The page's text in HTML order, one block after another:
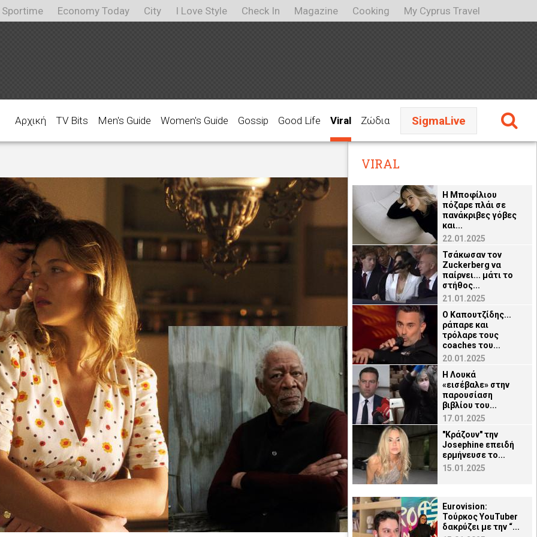
Sportime Economy Today City I Love Style Check In Magazine Cooking My Cyprus Travel
Αρχική TV Bits Men's Guide Women's Guide Gossip Good Life Viral Ζώδια SigmaLive
VIRAL
H Μποφίλιου
πόζαρε πλάι σε
πανάκριβες γόβες
και...
22.01.2025
Τσάκωσαν τον
Zuckerberg να
παίρνει... μάτι το
στήθος...
21.01.2025
Ο Καπουτζίδης...
ράπαρε και
τρόλαρε τους
coaches του...
20.01.2025
H Λουκά
«εισέβαλε» στην
παρουσίαση
βιβλίου του...
17.01.2025
"Κράζουν" την
Josephine επειδή
ερμήνευσε το...
15.01.2025
Eurovision:
Τούρκος YouTuber
δακρύζει με την “...